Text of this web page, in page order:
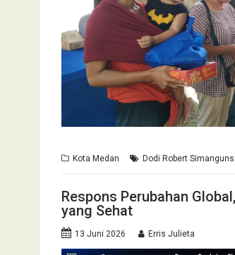
Kota Medan Dodi Robert
Respons Perubahan
yang Sehat
13 Juni 2026 Erris Julieta